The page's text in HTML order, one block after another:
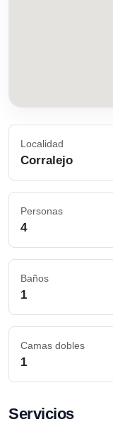
Localidad
Corralejo
Personas
4
Baños
1
Camas dobles
1
Servicios